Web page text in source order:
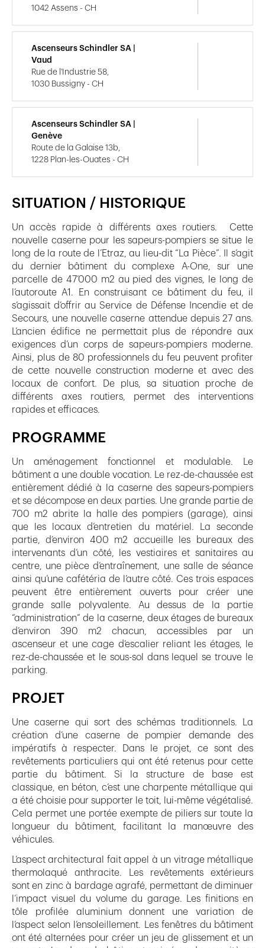
SITUATION / HISTORIQUE
Un accès rapide à différents axes routiers. Cette
nouvelle caserne pour les sapeurs-pompiers se situe le
long de la route de l’Etraz, au lieu-dit “La Pièce”. Il s’agit
du dernier bâtiment du complexe A-One, sur une
parcelle de 47’000 m2 au pied des vignes, le long de
l’autoroute A1. En construisant ce bâtiment du feu, il
s’agissait d’offrir au Service de Défense Incendie et de
Secours, une nouvelle caserne attendue depuis 27 ans.
L’ancien édifice ne permettait plus de répondre aux
exigences d’un corps de sapeurs-pompiers moderne.
Ainsi, plus de 80 professionnels du feu peuvent profiter
de cette nouvelle construction moderne et avec des
locaux de confort. De plus, sa situation proche de
différents axes routiers, permet des interventions
rapides et efficaces.
PROGRAMME
Un aménagement fonctionnel et modulable. Le
bâtiment a une double vocation. Le rez-de-chaussée est
entièrement dédié à la caserne des sapeurs-pompiers
et se décompose en deux parties. Une grande partie de
700 m2 abrite la halle des pompiers (garage), ainsi
que les locaux d’entretien du matériel. La seconde
partie, d’environ 400 m2 accueille les bureaux des
intervenants d’un côté, les vestiaires et sanitaires au
centre, une pièce d’entraînement, une salle de séance
ainsi qu’une cafétéria de l’autre côté. Ces trois espaces
peuvent être entièrement ouverts pour créer une
grande salle polyvalente. Au dessus de la partie
“administration” de la caserne, deux étages de bureaux
d’environ 390 m2 chacun, accessibles par un
ascenseur et une cage d’escalier reliant les étages, le
rez-de-chaussée et le sous-sol dans lequel se trouve le
parking.
PROJET
Une caserne qui sort des schémas traditionnels. La
création d’une caserne de pompier demande des
impératifs à respecter. Dans le projet, ce sont des
revêtements particuliers qui ont été retenus pour cette
partie du bâtiment. Si la structure de base est
classique, en béton, c’est une charpente métallique qui
a été choisie pour supporter le toit, lui-même végétalisé.
Cela permet une portée exempte de piliers sur toute la
longueur du bâtiment, facilitant la manœuvre des
véhicules.
L’aspect architectural fait appel à un vitrage métallique
thermolaqué anthracite. Les revêtements extérieurs
sont en zinc à bardage agrafé, permettant de diminuer
l’impact visuel du volume du garage. Les finitions en
tôle profilée aluminium donnent une variation de
l’aspect selon l’ensoleillement. Les fenêtres du bâtiment
ont été alternées pour créer un jeu de glissement et un
1042 Assens - CH
Ascenseurs Schindler SA |
Vaud
Rue de l'Industrie 58,
1030 Bussigny - CH
Ascenseurs Schindler SA |
Genève
Route de la Galaise 13b,
1228 Plan-les-Ouates - CH